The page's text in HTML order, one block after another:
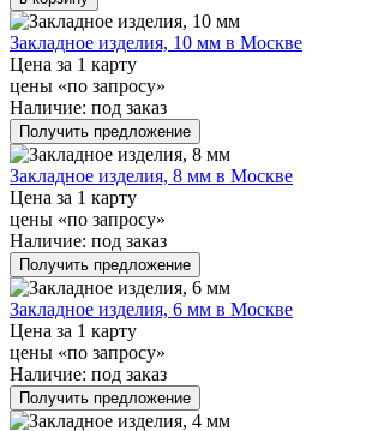
Закладное изделия, 10 мм в Москве
Цена за 1 карту
цены «по запросу»
Наличие: под заказ
Получить предложение
Закладное изделия, 8 мм в Москве
Цена за 1 карту
цены «по запросу»
Наличие: под заказ
Получить предложение
Закладное изделия, 6 мм в Москве
Цена за 1 карту
цены «по запросу»
Наличие: под заказ
Получить предложение